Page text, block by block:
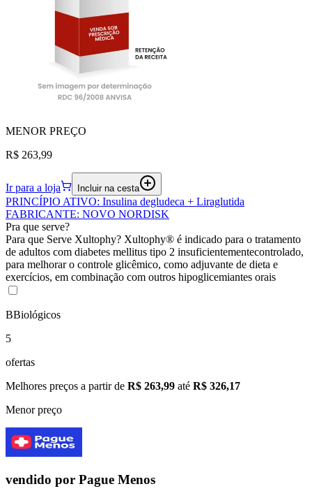
MENOR PREÇO
R$ 263,99
Ir para a loja Incluir na cesta
PRINCÍPIO ATIVO: Insulina degludeca + Liraglutida
FABRICANTE: NOVO NORDISK
Pra que serve?
Para que Serve Xultophy? Xultophy® é indicado para o tratamento
de adultos com diabetes mellitus tipo 2 insuficientementecontrolado,
para melhorar o controle glicêmico, como adjuvante de dieta e
exercícios, em combinação com outros hipoglicemiantes orais
BBiológicos
5
ofertas
Melhores preços a partir de R$ 263,99 até R$ 326,17
Menor preço
vendido por Pague Menos